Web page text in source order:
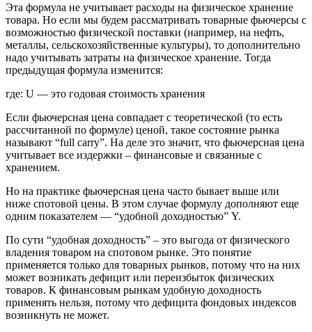
Эта формула не учитывает расходы на физическое хранение
товара. Но если мы будем рассматривать товарные фьючерсы с
возможностью физической поставки (например, на нефть,
металлы, сельскохозяйственные культуры), то дополнительно
надо учитывать затраты на физическое хранение. Тогда
предыдущая формула изменится:
где: U — это годовая стоимость хранения
Если фьючерсная цена совпадает с теоретической (то есть
рассчитанной по формуле) ценой, такое состояние рынка
называют “full carry”. На деле это значит, что фьючерсная цена
учитывает все издержки – финансовые и связанные с
хранением.
Но на практике фьючерсная цена часто бывает выше или
ниже спотовой цены. В этом случае формулу дополняют еще
одним показателем — “удобной доходностью” Y.
По сути “удобная доходность” – это выгода от физического
владения товаром на спотовом рынке. Это понятие
применяется только для товарных рынков, потому что на них
может возникать дефицит или переизбыток физических
товаров. К финансовым рынкам удобную доходность
применять нельзя, потому что дефицита фондовых индексов
возникнуть не может.